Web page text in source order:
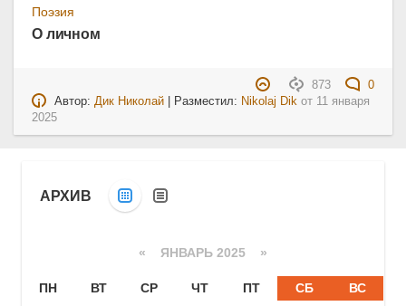
Поэзия
О личном
873
0
Автор: Дик Николай | Разместил: Nikolaj Dik от 11 января
2025
АРХИВ
« ЯНВАРЬ 2025 »
ПН ВТ СР ЧТ ПТ СБ
ВС